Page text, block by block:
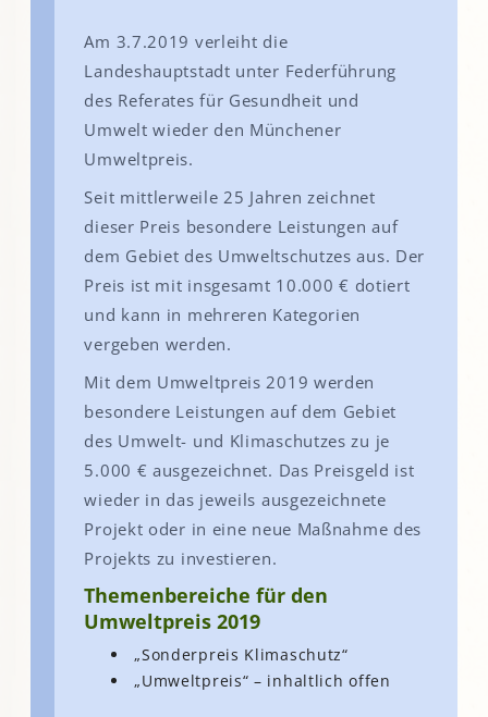
Am 3.7.2019 verleiht die
Landeshauptstadt unter Federführung
des Referates für Gesundheit und
Umwelt wieder den Münchener
Umweltpreis.
Seit mittlerweile 25 Jahren zeichnet
dieser Preis besondere Leistungen auf
dem Gebiet des Umweltschutzes aus. Der
Preis ist mit insgesamt 10.000 € dotiert
und kann in mehreren Kategorien
vergeben werden.
Mit dem Umweltpreis 2019 werden
besondere Leistungen auf dem Gebiet
des Umwelt- und Klimaschutzes zu je
5.000 € ausgezeichnet. Das Preisgeld ist
wieder in das jeweils ausgezeichnete
Projekt oder in eine neue Maßnahme des
Projekts zu investieren.
Themenbereiche für den
Umweltpreis 2019
„Sonderpreis Klimaschutz“
„Umweltpreis“ – inhaltlich offen